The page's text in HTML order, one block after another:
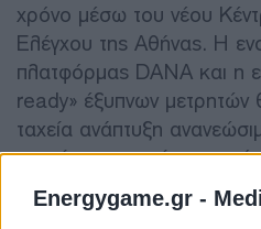
Energygame.gr -
χρόνο μέσω του νέου
Ελέγχου της Αθήνας. Η
πλατφόρμας DANA και η
ready» έξυπνων μετρητών
ταχεία ανάπτυξη
πορεία υποστηρίζεται από
επενδυτικό σχέδιο που
για την ασφάλεια, τη